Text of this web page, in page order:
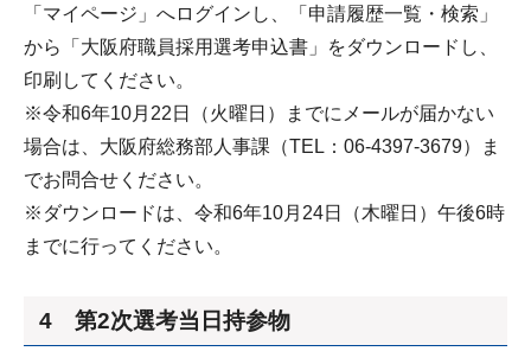
「マイページ」へログインし、「申請履歴一覧・検索」
から「大阪府職員採用選考申込書」をダウンロードし、
印刷してください。
※令和6年10月22日（火曜日）までにメールが届かない
場合は、大阪府総務部人事課（TEL：06-4397-3679）ま
でお問合せください。
※ダウンロードは、令和6年10月24日（木曜日）午後6時
までに行ってください。
4 第2次選考当日持参物